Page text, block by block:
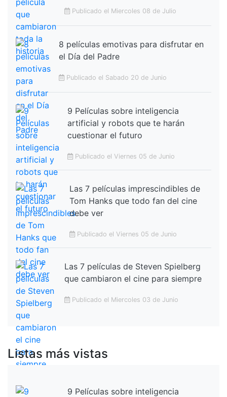
Publicado el Miercoles 08 de Julio
8 películas emotivas para disfrutar en
el Día del Padre
Publicado el Sabado 20 de Junio
9 Películas sobre inteligencia
artificial y robots que te harán
cuestionar el futuro
Publicado el Viernes 05 de Junio
Las 7 películas imprescindibles de
Tom Hanks que todo fan del cine
debe ver
Publicado el Viernes 05 de Junio
Las 7 películas de Steven Spielberg
que cambiaron el cine para siempre
Publicado el Miercoles 03 de Junio
Listas más vistas
9 Películas sobre inteligencia